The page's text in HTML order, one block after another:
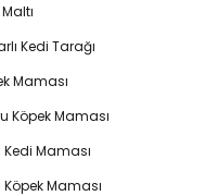
Kedi Tarağı
Maması
Köpek Maması
Kedi Maması
Köpek Maması